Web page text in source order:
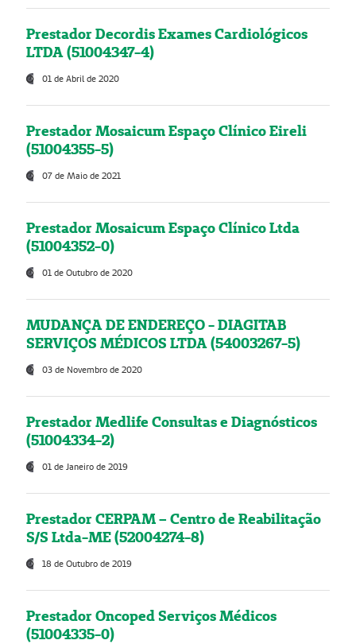
Prestador Decordis Exames Cardiológicos
LTDA (51004347-4)
01 de Abril de 2020
Prestador Mosaicum Espaço Clínico Eireli
(51004355-5)
07 de Maio de 2021
Prestador Mosaicum Espaço Clínico Ltda
(51004352-0)
01 de Outubro de 2020
MUDANÇA DE ENDEREÇO - DIAGITAB
SERVIÇOS MÉDICOS LTDA (54003267-5)
03 de Novembro de 2020
Prestador Medlife Consultas e Diagnósticos
(51004334-2)
01 de Janeiro de 2019
Prestador CERPAM – Centro de Reabilitação
S/S Ltda-ME (52004274-8)
18 de Outubro de 2019
Prestador Oncoped Serviços Médicos
(51004335-0)